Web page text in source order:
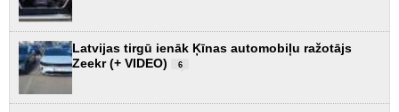
Latvijas tirgū ienāk Ķīnas automobiļu ražotājs
Zeekr (+ VIDEO)
6